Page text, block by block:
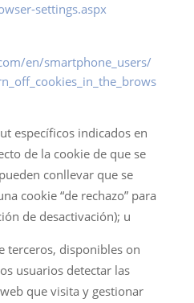
settings.aspx
en/smartphone_users/
específicos indicados en
de la cookie de que se
conllevar que se
cookie “de rechazo” para
de desactivación); u
terceros, disponibles on
usuarios detectar las
que visita y gestionar